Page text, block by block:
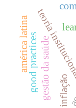
teoria
gestão da saúde
good practices inflação
américa latina